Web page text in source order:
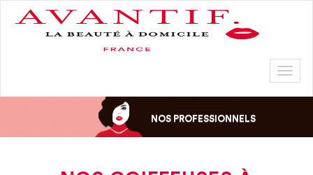
NOS PROFESSIONNELS